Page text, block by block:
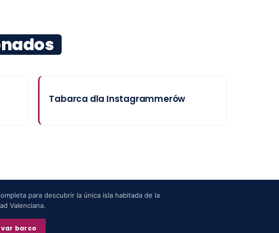
Tabarca dla Instagrammerów
para descubrir la única isla habitada de la
Valenciana.
barco